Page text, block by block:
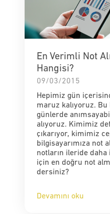
En Verimli Not
Hangisi?
09/03/2015
Hepimiz gün
maruz kalıyoruz.
günlerde
alıyoruz. Kimimiz
çıkarıyor, kimimiz
bilgisayarımıza not
notların ileride
için en doğru not
dersiniz?
Devamını oku